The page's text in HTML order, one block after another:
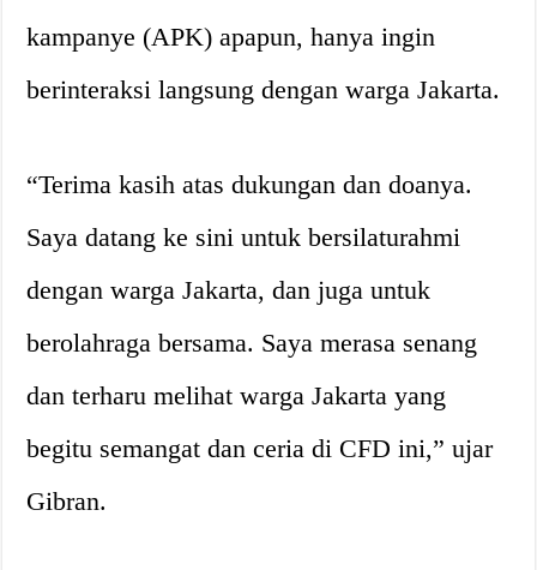
kampanye (APK) apapun, hanya ingin
berinteraksi langsung dengan warga Jakarta.
“Terima kasih atas dukungan dan doanya.
Saya datang ke sini untuk bersilaturahmi
dengan warga Jakarta, dan juga untuk
berolahraga bersama. Saya merasa senang
dan terharu melihat warga Jakarta yang
begitu semangat dan ceria di CFD ini,” ujar
Gibran.